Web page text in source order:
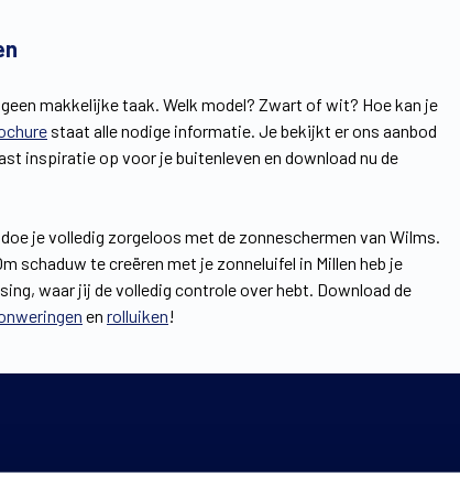
makkelijke taak. Welk model? Zwart of wit? Hoe kan je
staat alle nodige informatie. Je bekijkt er ons aanbod
inspiratie op voor je buitenleven en download nu de
je volledig zorgeloos met de zonneschermen van Wilms.
schaduw te creëren met je zonneluifel in Millen heb je
waar jij de volledig controle over hebt. Download de
en rolluiken!